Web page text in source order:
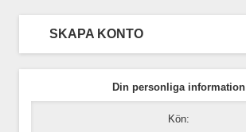
SKAPA KONTO
Din personliga information
Kön: